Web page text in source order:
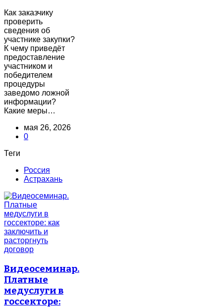
Как заказчику
проверить
сведения об
участнике закупки?
К чему приведёт
предоставление
участником и
победителем
процедуры
заведомо ложной
информации?
Какие меры…
мая 26, 2026
0
Теги
Россия
Астрахань
Видеосеминар.
Платные
медуслуги в
госсекторе: